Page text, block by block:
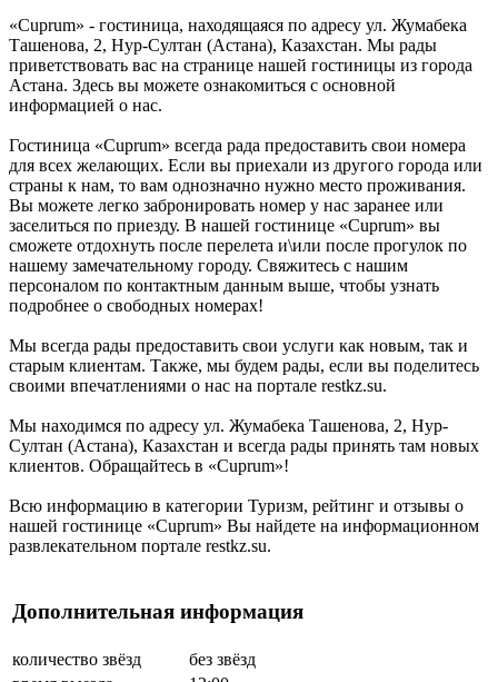
«Cuprum» - гостиница, находящаяся по адресу ул. Жумабека
Ташенова, 2, Нур-Султан (Астана), Казахстан. Мы рады
приветствовать вас на странице нашей гостиницы из города
Астана. Здесь вы можете ознакомиться с основной
информацией о нас.
Гостиница «Cuprum» всегда рада предоставить свои номера
для всех желающих. Если вы приехали из другого города или
страны к нам, то вам однозначно нужно место проживания.
Вы можете легко забронировать номер у нас заранее или
заселиться по приезду. В нашей гостинице «Cuprum» вы
сможете отдохнуть после перелета и\или после прогулок по
нашему замечательному городу. Свяжитесь с нашим
персоналом по контактным данным выше, чтобы узнать
подробнее о свободных номерах!
Мы всегда рады предоставить свои услуги как новым, так и
старым клиентам. Также, мы будем рады, если вы поделитесь
своими впечатлениями о нас на портале restkz.su.
Мы находимся по адресу ул. Жумабека Ташенова, 2, Нур-
Султан (Астана), Казахстан и всегда рады принять там новых
клиентов. Обращайтесь в «Cuprum»!
Всю информацию в категории Туризм, рейтинг и отзывы о
нашей гостинице «Cuprum» Вы найдете на информационном
развлекательном портале restkz.su.
Дополнительная информация
количество звёзд
без звёзд